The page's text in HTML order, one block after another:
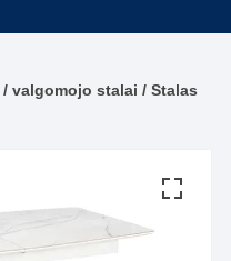
/valgomojo stalai / Stalas